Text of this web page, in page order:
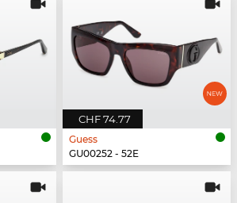
CHF 74.77
Guess
GU00252 - 52E